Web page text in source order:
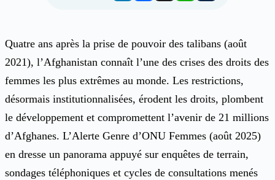
Quatre ans après la prise de pouvoir des talibans (août
2021), l’Afghanistan connaît l’une des crises des droits des
femmes les plus extrêmes au monde. Les restrictions,
désormais institutionnalisées, érodent les droits, plombent
le développement et compromettent l’avenir de 21 millions
d’Afghanes. L’Alerte Genre d’ONU Femmes (août 2025)
en dresse un panorama appuyé sur enquêtes de terrain,
sondages téléphoniques et cycles de consultations menés